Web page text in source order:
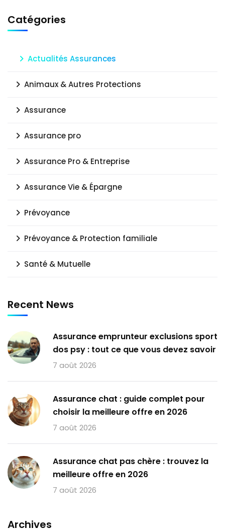
Catégories
Actualités Assurances
Animaux & Autres Protections
Assurance
Assurance pro
Assurance Pro & Entreprise
Assurance Vie & Épargne
Prévoyance
Prévoyance & Protection familiale
Santé & Mutuelle
Recent News
Assurance emprunteur exclusions sport
dos psy : tout ce que vous devez savoir
7 août 2026
Assurance chat : guide complet pour
choisir la meilleure offre en 2026
7 août 2026
Assurance chat pas chère : trouvez la
meilleure offre en 2026
7 août 2026
Archives